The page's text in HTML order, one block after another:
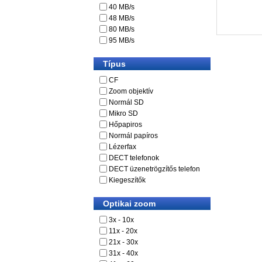
40 MB/s
48 MB/s
80 MB/s
95 MB/s
Típus
CF
Zoom objektív
Normál SD
Mikro SD
Hőpapiros
Normál papíros
Lézerfax
DECT telefonok
DECT üzenetrögzítős telefon
Kiegeszítők
Optikai zoom
3x - 10x
11x - 20x
21x - 30x
31x - 40x